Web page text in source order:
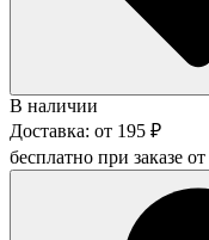
В наличии
Доставка: от 195 ₽
бесплатно при заказе от